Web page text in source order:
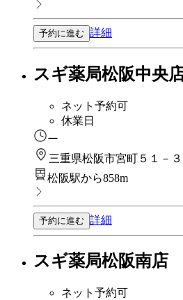
予約に進む 詳細
スギ薬局松阪中央
ネット予約可
休業日
ー
三重県松阪市宮町５１－３
松阪駅から858m
予約に進む 詳細
スギ薬局松阪南店
ネット予約可